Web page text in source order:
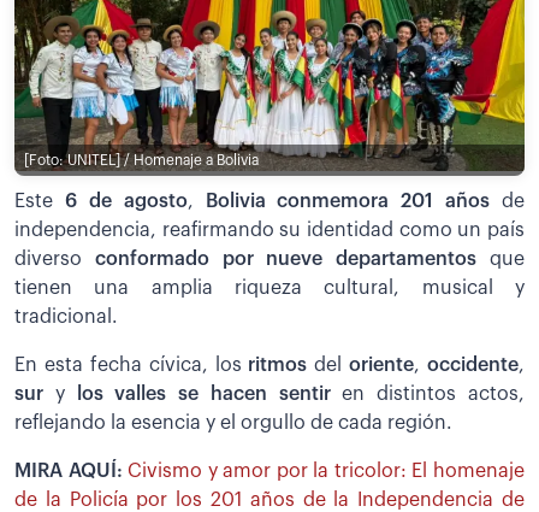
[Foto: UNITEL] / Homenaje a Bolivia
Este 6 de agosto, Bolivia conmemora 201 años de
independencia, reafirmando su identidad como un país
diverso conformado por nueve departamentos que
tienen una amplia riqueza cultural, musical y
tradicional.
En esta fecha cívica, los ritmosdeloriente, occidente,
sur y los valles se hacen sentiren distintos actos,
reflejando la esencia y el orgullo de cada región.
MIRA AQUÍ: Civismo y amor por la tricolor: El homenaje
de la Policía por los 201 años de la Independencia de